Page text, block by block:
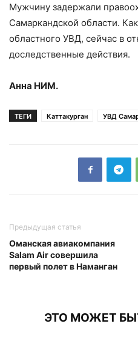
Мужчину задержали
Самаркандской области. Как
областного УВД, сейчас в
доследственные действия.
Анна НИМ.
ТЕГИ Каттакурган УВД
Предыдущая статья
Оманская авиакомпания
Salam Air совершила
первый полет в Наманган
ЭТО МОЖЕТ